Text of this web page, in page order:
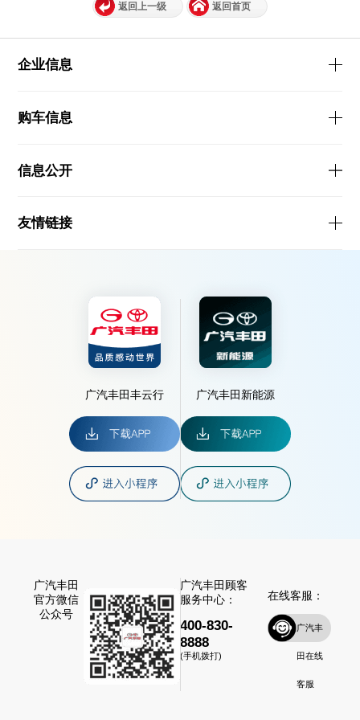
返回上一级 返回首页
企业信息
购车信息
信息公开
友情链接
广汽丰田丰云行 广汽丰田新能源
广汽丰田
官方微信
公众号
广汽丰田顾客
服务中心：
400-830-
8888
(手机拨打)
在线客服：
广汽丰
田在线
客服